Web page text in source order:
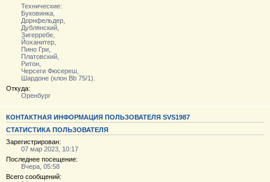
Технические:
Буковинка,
Дорнфельдер,
Дублянский,
Зигерребе,
Йоханитер,
Пино Гри,
Платовский,
Ритон,
Черсеги Фюсереш,
Шардоне (клон Bb 75/1).
Откуда:
Оренбург
КОНТАКТНАЯ ИНФОРМАЦИЯ ПОЛЬЗОВАТЕЛЯ SVS1987
СТАТИСТИКА ПОЛЬЗОВАТЕЛЯ
Зарегистрирован:
07 мар 2023, 10:17
Последнее посещение:
Вчера, 05:58
Всего сообщений: